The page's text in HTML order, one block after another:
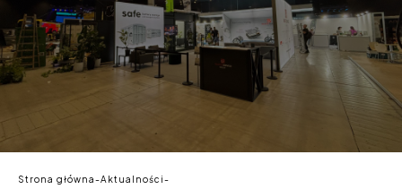
Strona główna-Aktualności-